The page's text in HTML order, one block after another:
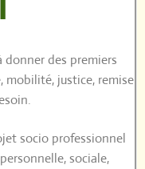
donner des premiers
mobilité, justice, remise
socio professionnel
sociale,